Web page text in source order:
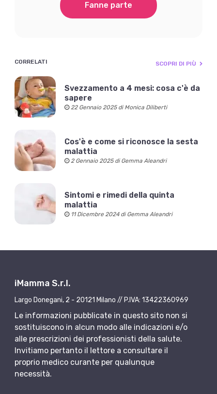
Fanne parte
CORRELATI SCOPRI DI PIÙ
Svezzamento a 4 mesi: cosa c'è da
sapere
22 Gennaio 2025 di Monica Diliberti
Cos'è e come si riconosce la sesta
malattia
2 Gennaio 2025 di Gemma Aleandri
Sintomi e rimedi della quinta
malattia
11 Dicembre 2024 di Gemma Aleandri
iMamma S.r.l.
Largo Donegani, 2 - 20121 Milano // P.IVA: 13422360969
Le informazioni pubblicate in questo sito non si
sostituiscono in alcun modo alle indicazioni e/o
alle prescrizioni dei professionisti della salute.
Invitiamo pertanto il lettore a consultare il
proprio medico curante per qualunque
necessità.